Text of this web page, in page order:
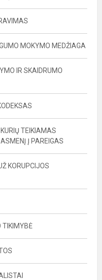
MOKYMO MEDŽIAGA
IR SKAIDRUMO
TEIKIAMAS
Į PAREIGAS
KORUPCIJOS
TIKIMYBĖ